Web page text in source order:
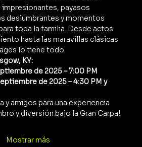
impresionantes, payasos
deslumbrantes y momentos
toda la familia. Desde actos
hasta las maravillas clásicas
lo tiene todo.
KY:
de 2025 – 7:00 PM
de 2025 – 4:30 PM y
y amigos para una experiencia
y diversión bajo la Gran Carpa!
Mostrar más